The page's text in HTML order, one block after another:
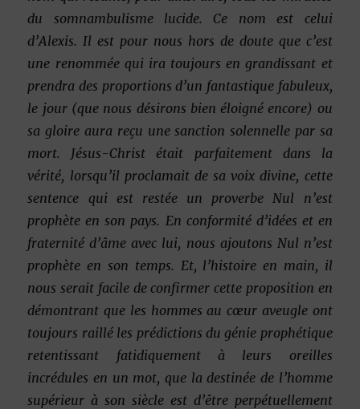
du somnambulisme lucide. Ce nom est celui
d’Alexis. Il est pour nous hors de doute que c’est
une renommée qui ira toujours en grandissant et
prendra des proportions d’un fantastique fabuleux,
le jour (que nous désirons bien éloigné encore) ou
sa gloire aura reçu une sanction solennelle par sa
mort. Jésus-Christ était parfaitement dans la
vérité, lorsqu’il proclamait de sa voix divine, cette
sentence qui est restée un proverbe Nul n’est
prophète en son pays. En conformité d’idées et en
fraternité d’âme avec lui, nous ajoutons Nul n’est
prophète en son temps. Et, l’histoire en main, il
nous serait facile de confirmer cette proposition en
démontrant que les hommes au cœur aveugle ont
toujours raillé les prédictions du génie prophétique
retentissant fatidiquement à leurs oreilles
incrédules en un mot, que la destinée de l’homme
supérieur à son siècle est d’être perpétuellement